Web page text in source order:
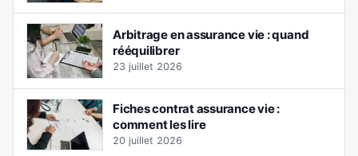
Arbitrage en assurance vie : quand
rééquilibrer
23 juillet 2026
Fiches contrat assurance vie :
comment les lire
20 juillet 2026